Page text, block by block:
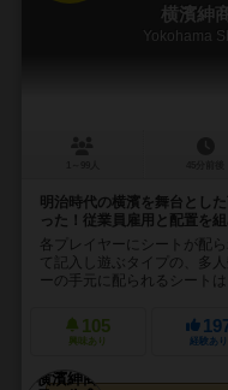
横濱紳
Yokohama
明治時代の横濱を舞台とし
った！従業員雇用と配置を
各プレイヤーにシートが配
て記入し遊ぶタイプの、多
ーの手元に配られるシート
105
興味あり 経験あり